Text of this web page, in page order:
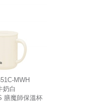
MWH
奶白
膳魔師保溫杯